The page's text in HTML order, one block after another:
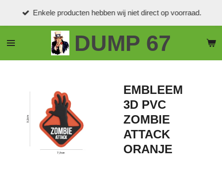
de
DUMP 67
Enkele producten hebben wij niet direct op voorraad.
EMBLEEM
3D PVC
ZOMBIE
ATTACK
ORANJE